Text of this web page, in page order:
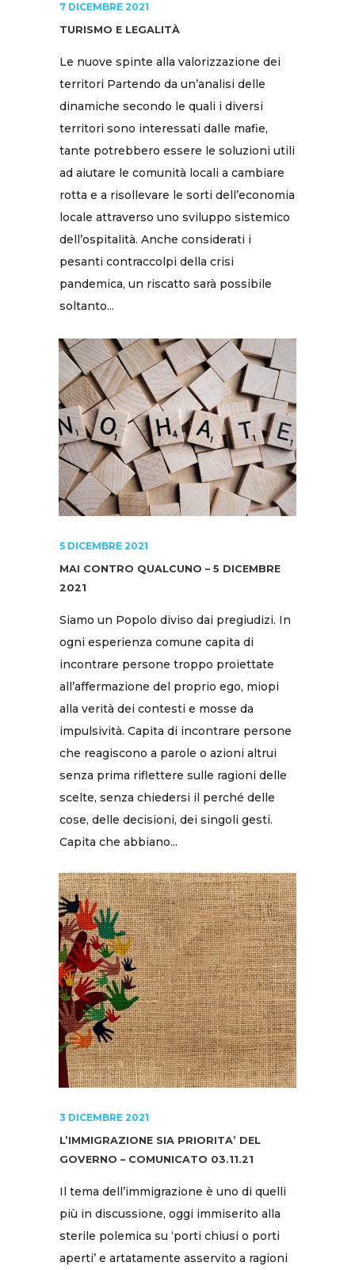
7 DICEMBRE 2021
TURISMO E LEGALITÀ
Le nuove spinte alla valorizzazione dei
territori Partendo da un’analisi delle
dinamiche secondo le quali i diversi
territori sono interessati dalle mafie,
tante potrebbero essere le soluzioni utili
ad aiutare le comunità locali a cambiare
rotta e a risollevare le sorti dell’economia
locale attraverso uno sviluppo sistemico
dell’ospitalità. Anche considerati i
pesanti contraccolpi della crisi
pandemica, un riscatto sarà possibile
soltanto...
5 DICEMBRE 2021
MAI CONTRO QUALCUNO – 5 DICEMBRE
2021
Siamo un Popolo diviso dai pregiudizi. In
ogni esperienza comune capita di
incontrare persone troppo proiettate
all’affermazione del proprio ego, miopi
alla verità dei contesti e mosse da
impulsività. Capita di incontrare persone
che reagiscono a parole o azioni altrui
senza prima riflettere sulle ragioni delle
scelte, senza chiedersi il perché delle
cose, delle decisioni, dei singoli gesti.
Capita che abbiano...
3 DICEMBRE 2021
L’IMMIGRAZIONE SIA PRIORITA’ DEL
GOVERNO – COMUNICATO 03.11.21
Il tema dell’immigrazione è uno di quelli
più in discussione, oggi immiserito alla
sterile polemica su ‘porti chiusi o porti
aperti’ e artatamente asservito a ragioni